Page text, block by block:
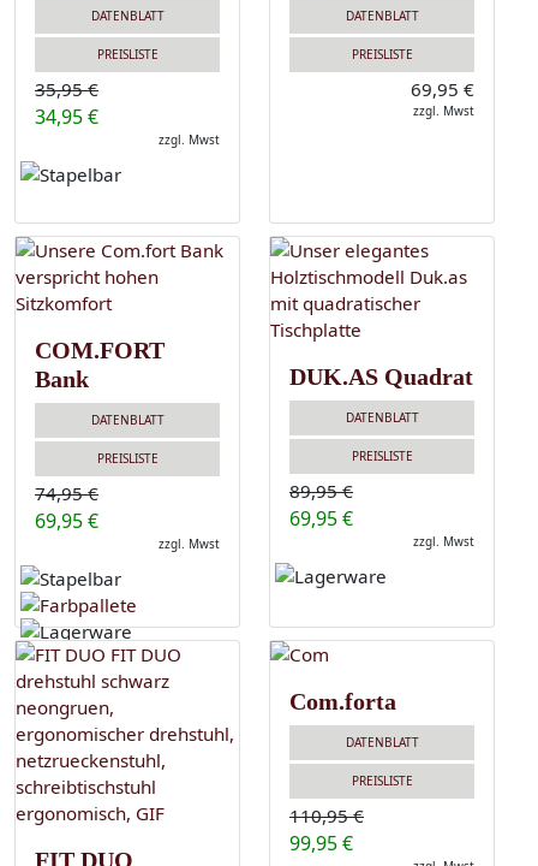
DATENBLATT
PREISLISTE
35,95 €
34,95 €
zzgl. Mwst
DATENBLATT
PREISLISTE
69,95 €
zzgl. Mwst
COM.FORT
Bank
DATENBLATT
PREISLISTE
74,95 €
69,95 €
zzgl. Mwst
DUK.AS Quadrat
DATENBLATT
PREISLISTE
89,95 €
69,95 €
zzgl. Mwst
FIT DUO
Com.forta
DATENBLATT
PREISLISTE
110,95 €
99,95 €